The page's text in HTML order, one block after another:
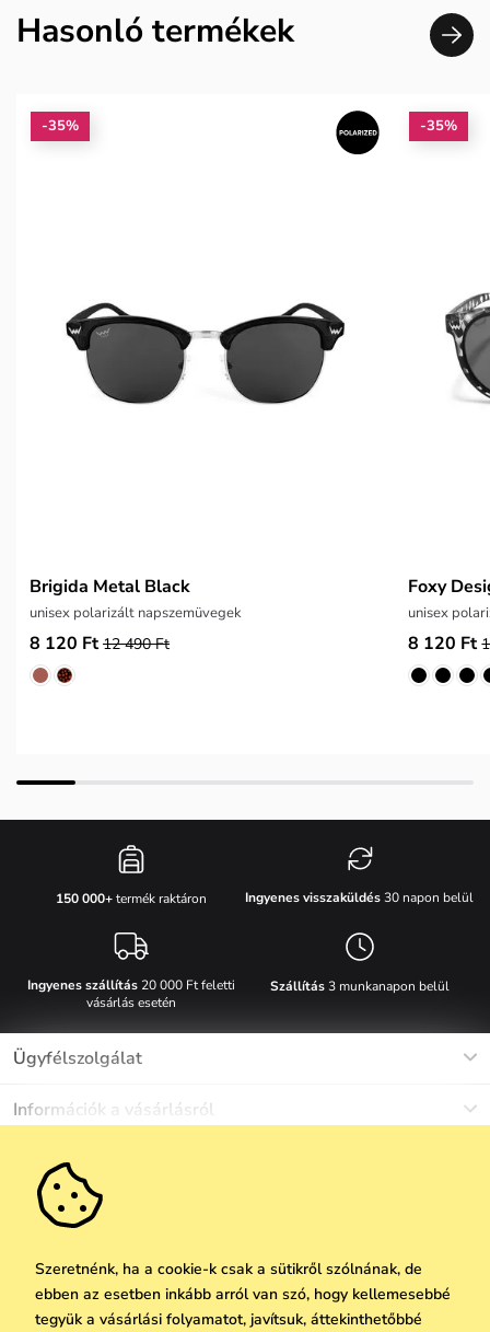
Hasonló termékek
-35%
Brigida Metal Black
unisex polarizált napszemüvegek
8 120 Ft 12 490 Ft
-35%
Foxy
unisex
8 120 Ft
150 000+termék raktáron Ingyenes visszaküldés30 napon belül
Ingyenes szállítás20 000 Ft feletti
vásárlás esetén
Szállítás3 munkanapon belül
Ügyfélszolgálat
+36 1 808 9989
Információk a vásárlásról
Gyakori kérdések
Anyagok és karbantartás
Visszaküldés és reklamáció
Egyéb információk
Rólunk
Karrier
Ajándék utalványok
Vállalatok számára
Ne maradj le semmiről!
Feliratkozni
Szeretnénk, ha a cookie-k csak a sütikről szólnának, de
ebben az esetben inkább arról van szó, hogy kellemesebbé
tegyük a vásárlási folyamatot, javítsuk, áttekinthetőbbé